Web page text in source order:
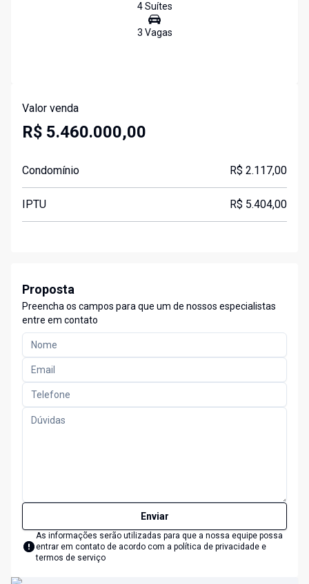
4Suítes
3 Vagas
Valor venda
R$ 5.460.000,00
Condomínio R$ 2.117,00
IPTU R$ 5.404,00
Proposta
Preencha os campos para que um de nossos especialistas
entre em contato
Enviar
As informações serão utilizadas para que a nossa equipe possa
entrar em contato de acordo com a política de privacidade e
termos de serviço